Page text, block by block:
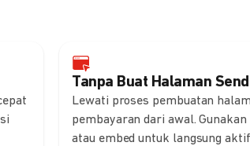
Tanpa Buat Halaman
Lewati proses pembuatan
pembayaran dari awal.
atau embed untuk langsung